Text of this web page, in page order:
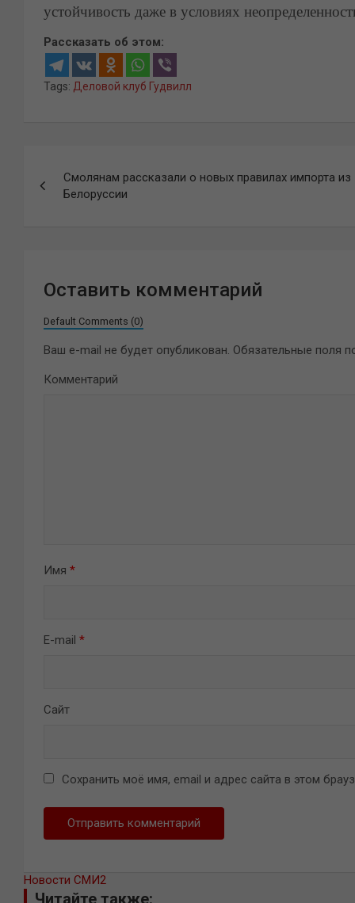
устойчивость даже в условиях
Рассказать об этом:
Tags: Деловой клуб Гудвилл
по
Смолянам рассказали о новых правилах импорта из
Белоруссии
Оставить комментарий
Default Comments (0)
Ваш e-mail не будет опубликован. Обязательные поля
Комментарий
Имя *
E-mail *
Сайт
Сохранить моё имя, email и адрес сайта в этом
Новости СМИ2
Читайте также: